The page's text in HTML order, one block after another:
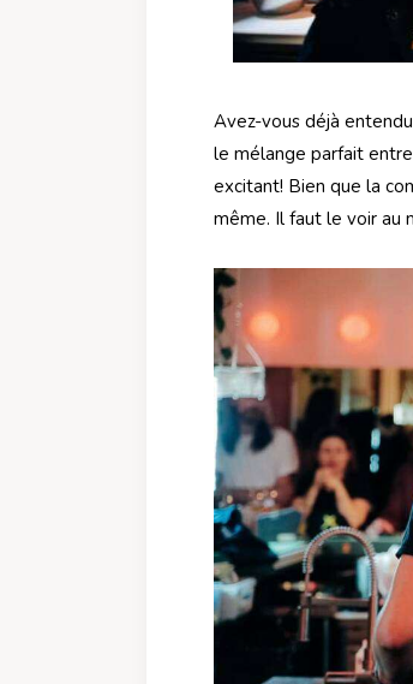
Avez-vous déjà
le mélange parfait entre
excitant! Bien que la
même. Il faut le voir au